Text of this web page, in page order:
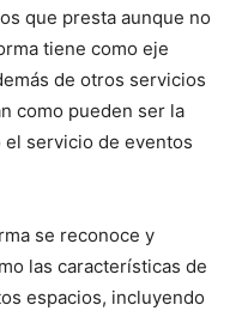
que presta aunque no
tiene como eje
de otros servicios
como pueden ser la
servicio de eventos
se reconoce y
las características de
espacios, incluyendo